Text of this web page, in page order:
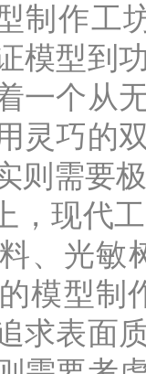
制作工
模型到
一个从
灵巧的
则需要
，现代
、光
模型制
求表面